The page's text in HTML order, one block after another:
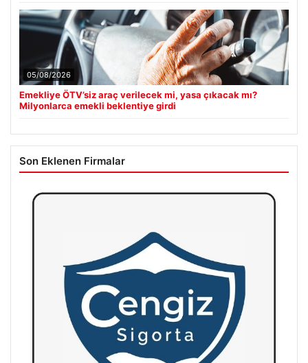
05/08/2026
Emekliye ÖTV’siz araç verilecek mi, yasa çıkacak mı?
Milyonlarca emekli beklentiye girdi
Son Eklenen Firmalar